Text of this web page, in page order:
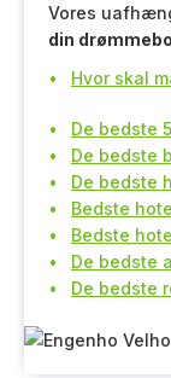
Vores
din
Hvor skal
De bedste
De bedste
De bedste
Bedste
Bedste
De bedste
De bedste